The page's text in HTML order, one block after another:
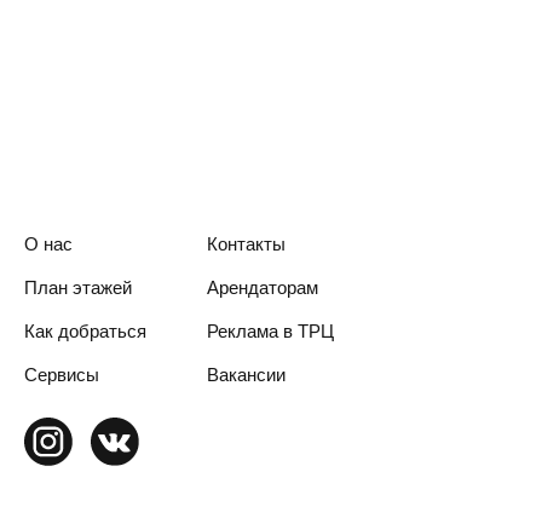
О нас
План этажей
Как добраться
Арендаторам
Контакты
Реклама в ТРЦ
Сервисы Вакансии